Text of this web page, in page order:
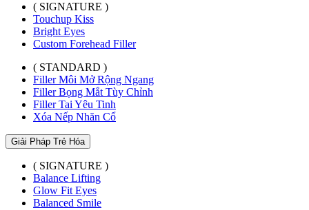
( SIGNATURE )
Touchup Kiss
Bright Eyes
Custom Forehead Filler
( STANDARD )
Filler Môi Mở Rộng Ngang
Filler Bọng Mắt Tùy Chỉnh
Filler Tai Yêu Tinh
Xóa Nếp Nhăn Cổ
Giải Pháp Trẻ Hóa
( SIGNATURE )
Balance Lifting
Glow Fit Eyes
Balanced Smile